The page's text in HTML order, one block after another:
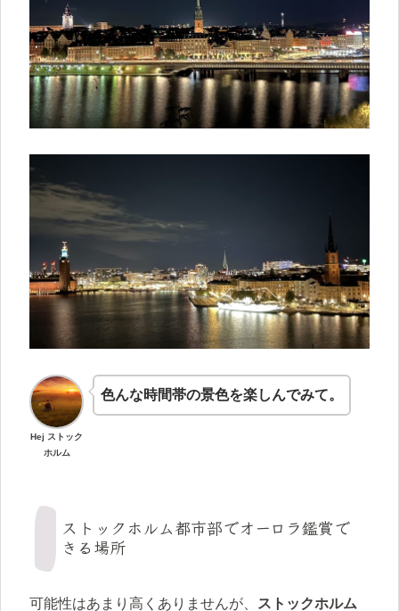
Hej ストック
ホルム
色んな時間帯の景色を楽しんでみて。
ストックホルム都市部でオーロラ鑑賞で
きる場所
可能性はあまり高くありませんが、 ストックホルム